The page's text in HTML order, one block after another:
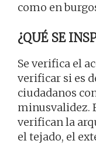
como en
¿QUÉ SE
Se verifica el
verificar si es
ciudadanos
minusvalidez.
verifican la
el tejado, el